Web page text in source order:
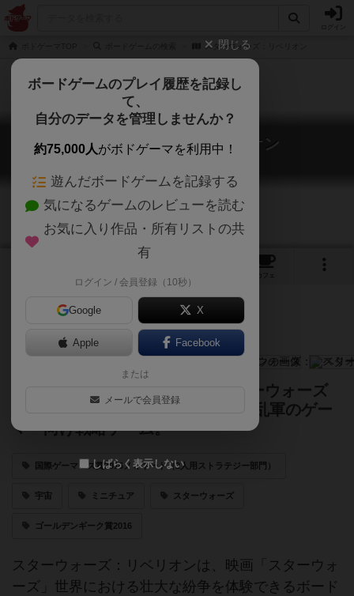
スターウォーズ：リベリオン
スターウォーズ：リベリオン
Star Wars: Rebellion
カフェ
まるで映画のような壮大さ。スターウォーズ
世界を舞台にした、銀河帝国VS反乱軍のゲー
マー向け戦略ゲーム。
国際ゲーマーズ賞2016ノミネート（2人用ストラテジー部門）
宇宙 ミニチュア スターウォーズ
ゴールデンギーク賞2016
スターウォーズ：リベリオンは、映画「スターウォ
ーズ」世界における壮大な紛争を体験できるボード
閉じる
ボードゲームのプレイ履歴を記録し
て、
自分のデータを管理しませんか？
約75,000人がボドゲーマを利用中！
遊んだボードゲームを記録する
気になるゲームのレビューを読む
お気に入り作品・所有リストの共
有
ログイン / 会員登録（10秒）
Google X
Apple Facebook
または
メールで会員登録
しばらく表示しない